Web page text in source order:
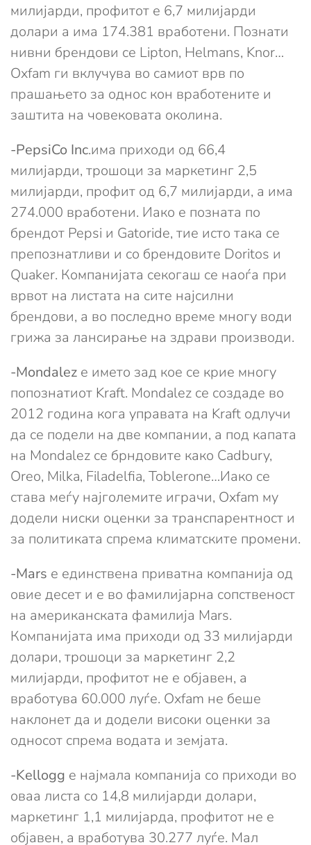
милијарди, профитот е 6,7 милијарди
долари а има 174.381 вработени. Познати
нивни брендови се Lipton, Helmans, Knor…
Oxfam ги вклучува во самиот врв по
прашањето за однос кон вработените и
заштита на човековата околина.
-PepsiCo Inc.има приходи од 66,4
милијарди, трошоци за маркетинг 2,5
милијарди, профит од 6,7 милијарди, а има
274.000 вработени. Иако е позната по
брендот Pepsi и Gatoride, тие исто така се
препознатливи и со брендовите Doritos и
Quaker. Компанијата секогаш се наоѓа при
врвот на листата на сите најсилни
брендови, а во последно време многу води
грижа за лансирање на здрави производи.
-Mondalez е името зад кое се крие многу
попознатиот Kraft. Mondalez се создаде во
2012 година кога управата на Kraft одлучи
да се подели на две компании, а под капата
на Mondalez се брндовите како Cadbury,
Oreo, Milka, Filadelfia, Toblerone…Иако се
става меѓу најголемите играчи, Oxfam му
додели ниски оценки за транспарентност и
за политиката спрема климатските промени.
-Mars е единствена приватна компанија од
овие десет и е во фамилијарна сопственост
на американската фамилија Mars.
Компанијата има приходи од 33 милијарди
долари, трошоци за маркетинг 2,2
милијарди, профитот не е објавен, а
вработува 60.000 луѓе. Oxfam не беше
наклонет да и додели високи оценки за
односот спрема водата и земјата.
-Kellogg e најмала компанија со приходи во
оваа листа со 14,8 милијарди долари,
маркетинг 1,1 милијарда, профитот не е
објавен, а вработува 30.277 луѓе. Мал